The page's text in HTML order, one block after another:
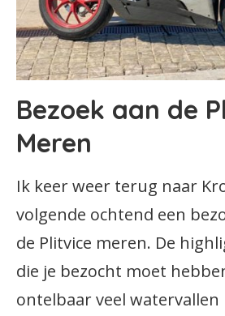
Bezoek aan de
Meren
Ik keer weer terug naar
volgende ochtend een
de Plitvice meren. De
die je bezocht moet
ontelbaar veel